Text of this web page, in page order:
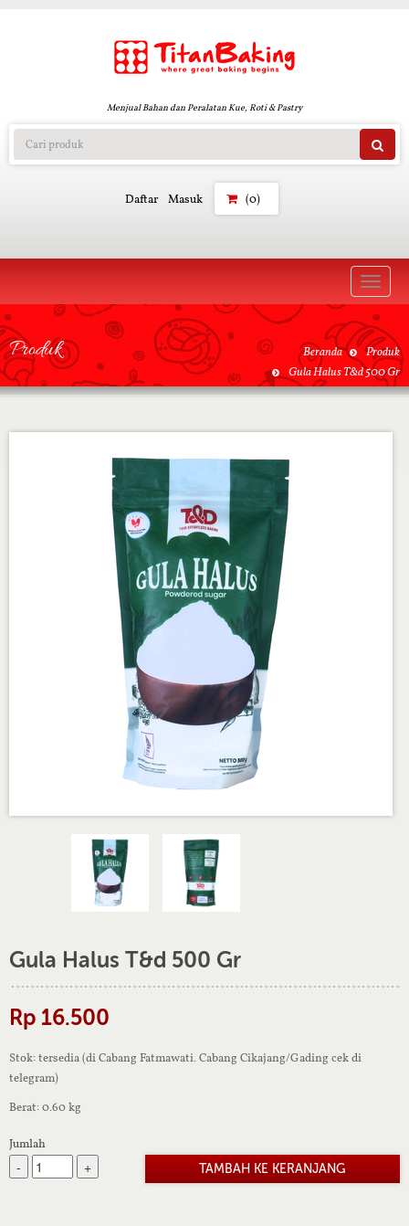
Menjual Bahan dan Peralatan Kue, Roti & Pastry
Daftar Masuk (0)
Toggle
Produk Beranda
Produk
Gula Halus T&d 500 Gr
Gula Halus T&d 500 Gr
Rp 16.500
Stok: tersedia (di Cabang Fatmawati. Cabang Cikajang/Gading cek di
telegram)
Berat: 0.60 kg
Jumlah
- +